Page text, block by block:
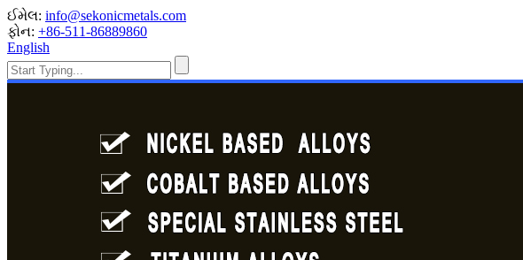
ઈમેલ: info@sekonicmetals.com
ફોન: +86-511-86889860
English